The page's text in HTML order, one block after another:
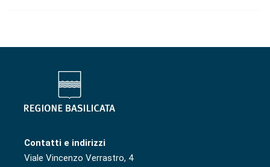
Contatti e indirizzi
Viale Vincenzo Verrastro, 4